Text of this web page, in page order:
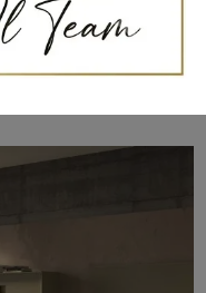
Se vuoi mobili giorno e pareti attrezzate moderne, prediligi il modello Maestrale 05 di Scandola: clicca e ottieni informazioni!